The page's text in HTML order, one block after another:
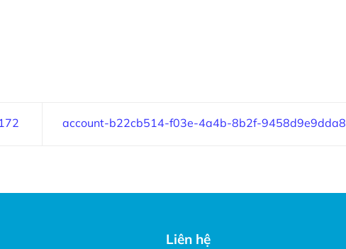
account-b22cb514-f03e-4a4b-8b2f-9458d9e9dda8
Liên hệ